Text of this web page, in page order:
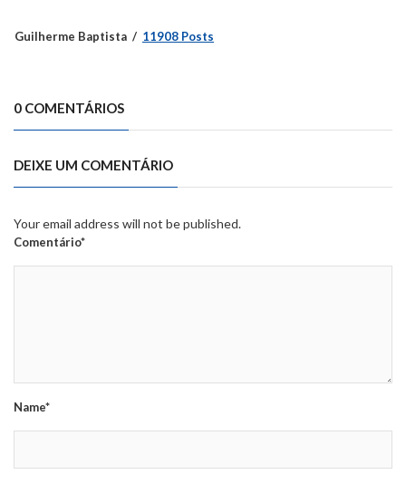
Guilherme Baptista 11908 Posts
0 COMENTÁRIOS
DEIXE UM COMENTÁRIO
Your email address will not be published.
Comentário*
Name*